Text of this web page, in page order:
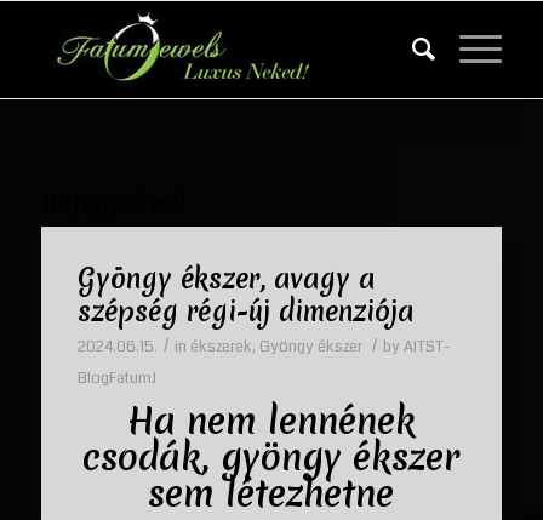
Gyöngy ékszer, avagy a
szépség régi-új dimenziója
2024.06.15. / in ékszerek, Gyöngy ékszer / by AITST-
BlogFatumJ
Ha nem lennének
csodák, gyöngy ékszer
sem létezhetne